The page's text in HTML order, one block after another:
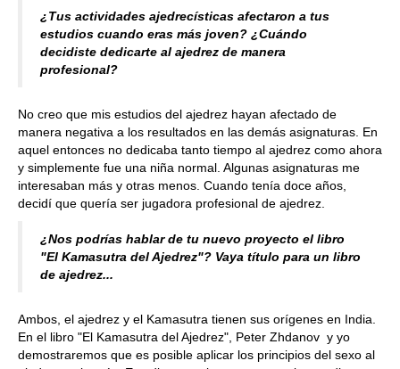
¿Tus actividades ajedrecísticas afectaron a tus
estudios cuando eras más joven? ¿Cuándo
decidiste dedicarte al ajedrez de manera
profesional?
No creo que mis estudios del ajedrez hayan afectado de
manera negativa a los resultados en las demás asignaturas. En
aquel entonces no dedicaba tanto tiempo al ajedrez como ahora
y simplemente fue una niña normal. Algunas asignaturas me
interesaban más y otras menos. Cuando tenía doce años,
decidí que quería ser jugadora profesional de ajedrez.
¿Nos podrías hablar de tu nuevo proyecto el libro
"El Kamasutra del Ajedrez"? Vaya título para un libro
de ajedrez...
Ambos, el ajedrez y el Kamasutra tienen sus orígenes en India.
En el libro "El Kamasutra del Ajedrez", Peter Zhdanov y yo
demostraremos que es posible aplicar los principios del sexo al